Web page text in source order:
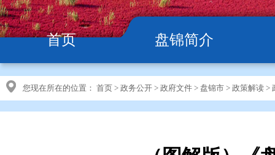
首页 盘锦简介
您现在所在的位置： 首页 > 政务公开 > 政府文件 > 盘锦市 > 政策解读 >